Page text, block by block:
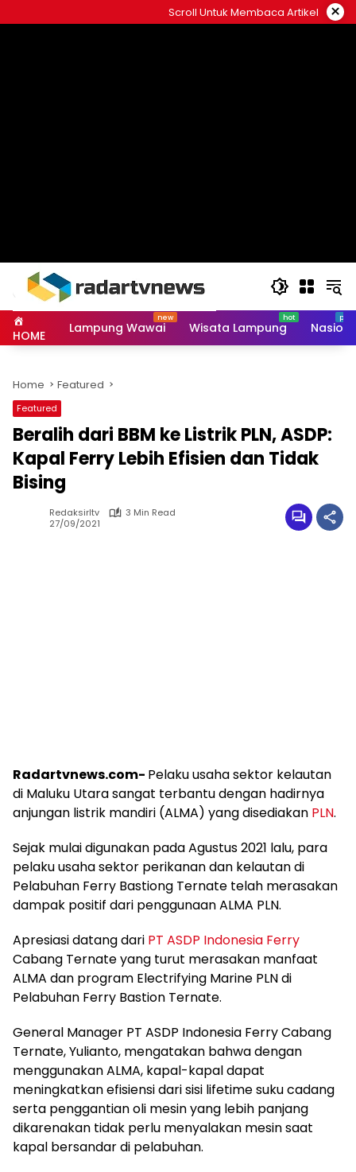
to
Scroll Untuk Membaca Artikel ×
HOME Lampung Wawai Wisata Lampung
Home Featured
Featured
Beralih dari BBM ke Listrik PLN, ASDP:
Kapal Ferry Lebih Efisien dan Tidak
Bising
Redaksirltv
3 Min Read
27/09/2021
Radartvnews.com- Pelaku usaha sektor kelautan
di Maluku Utara sangat terbantu dengan hadirnya
anjungan listrik mandiri (ALMA) yang disediakan PLN.
Sejak mulai digunakan pada Agustus 2021 lalu, para
pelaku usaha sektor perikanan dan kelautan di
Pelabuhan Ferry Bastiong Ternate telah merasakan
dampak positif dari penggunaan ALMA PLN.
Apresiasi datang dari PT ASDP Indonesia Ferry
Cabang Ternate yang turut merasakan manfaat
ALMA dan program Electrifying Marine PLN di
Pelabuhan Ferry Bastion Ternate.
General Manager PT ASDP Indonesia Ferry Cabang
Ternate, Yulianto, mengatakan bahwa dengan
menggunakan ALMA, kapal-kapal dapat
meningkatkan efisiensi dari sisi lifetime suku cadang
serta penggantian oli mesin yang lebih panjang
dikarenakan tidak perlu menyalakan mesin saat
kapal bersandar di pelabuhan.